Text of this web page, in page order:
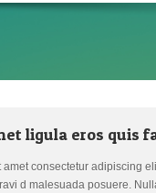
ligula eros quis
amet consectetur adipiscing
d malesuada posuere.